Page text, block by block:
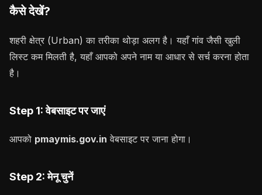
कैसे देखें?
शहरी क्षेत्र (Urban) का तरीका थोड़ा अलग है। यहाँ गांव जैसी खुली
लिस्ट कम मिलती है, यहाँ आपको अपने नाम या आधार से सर्च करना होता
है।
Step 1: वेबसाइट पर जाएं
आपको pmaymis.gov.in वेबसाइट पर जाना होगा।
Step 2: मेनू चुनें